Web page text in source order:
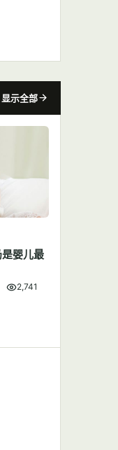
显示全部
婴儿最
2,741